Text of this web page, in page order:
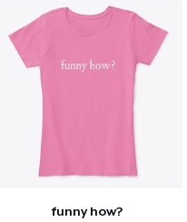
funny how?